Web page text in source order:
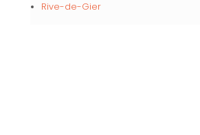
Rive-de-Gier